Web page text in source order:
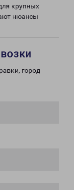
крупных
нюансы
город